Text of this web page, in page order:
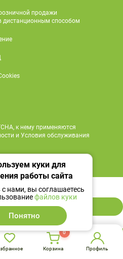
₽
продажи
дистанционным способом
к нему применяются
и Условия обслуживания
18 18
сетях
Корзина
0
Профиль
куки для
работы сайта
нами, вы соглашаетесь
файлов куки
Понятно